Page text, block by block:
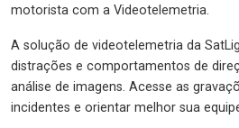
motorista com a Videotelemetria.
A solução de videotelemetria da
distrações e comportamentos de
análise de imagens. Acesse as
incidentes e orientar melhor sua